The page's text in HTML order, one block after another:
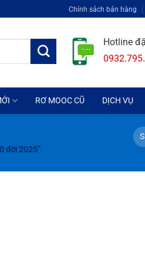
Chính sách bán hàng
Hotline
RƠ MOOC CŨ DỊCH VỤ
đời 2025”